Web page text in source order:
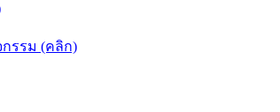
รรม (คลิก)